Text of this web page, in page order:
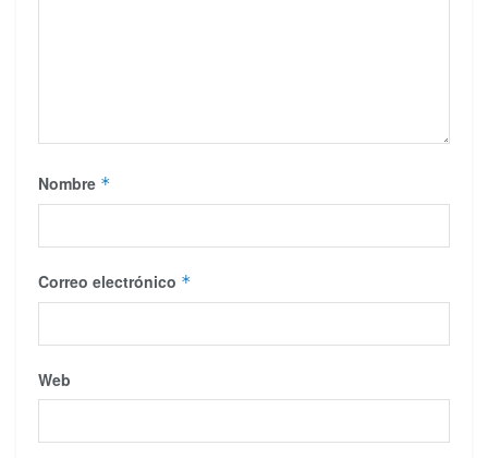
Nombre *
Correo electrónico *
Web